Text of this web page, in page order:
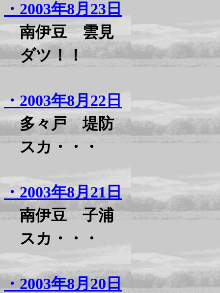
・2003年8月23日
南伊豆 雲見
ダツ！！
・2003年8月22日
多々戸 堤防
スカ・・・
・2003年8月21日
南伊豆 子浦
スカ・・・
・2003年8月20日